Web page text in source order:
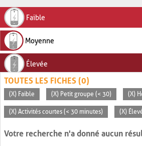
Faible
Moyenne
Élevée
TOUTES LES FICHES (0)
(X) Faible (X) Petit groupe (< 30) (X)
(X) Activités courtes (< 30 minutes) (X)
Votre recherche n'a donné aucun